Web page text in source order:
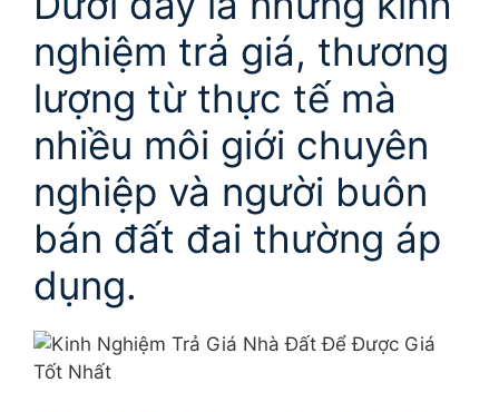
nghiệm trả giá, thương
lượng từ thực tế mà
nhiều môi giới chuyên
nghiệp và người buôn
bán đất đai thường áp
dụng.